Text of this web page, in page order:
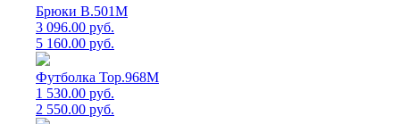
Брюки B.501M
3 096.00 руб.
5 160.00 руб.
Футболка Top.968M
1 530.00 руб.
2 550.00 руб.